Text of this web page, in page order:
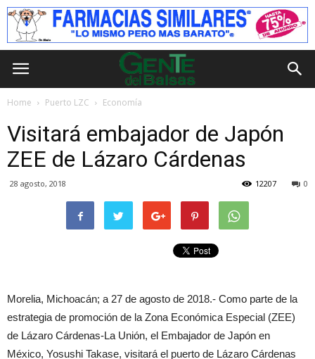
Home Puerto LZC Economía
Visitará embajador de Japón
ZEE de Lázaro Cárdenas
28 agosto, 2018 0
12207
Morelia, Michoacán; a 27 de agosto de 2018.- Como parte de la
estrategia de promoción de la Zona Económica Especial (ZEE)
de Lázaro Cárdenas-La Unión, el Embajador de Japón en
México, Yosushi Takase, visitará el puerto de Lázaro Cárdenas